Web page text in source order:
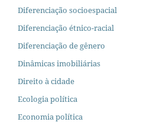
Diferenciação socioespacial
Diferenciação étnico-racial
Diferenciação de gênero
Dinâmicas imobiliárias
Direito à cidade
Ecologia política
Economia política